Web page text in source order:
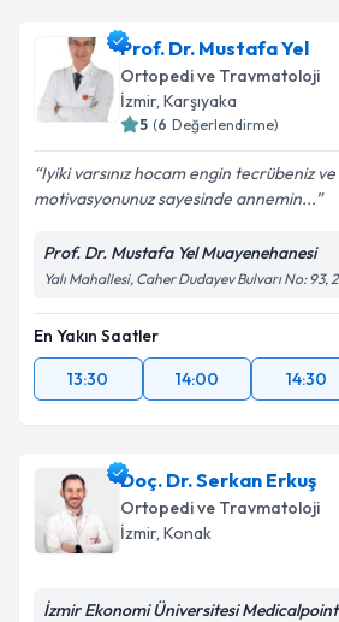
Kişisel verilerimin işlenmesine
Metni'ni okudum ve kişisel
kapsamda işlenmesini kabul
Takvim Talebini
Prof. Dr. Mustafa Yel
Ortopedi ve Travmatoloji
İzmir, Karşıyaka
5 (6 Değerlendirme)
Iyiki varsınız hocam engin tecrübeniz
motivasyonunuz sayesinde annemin...
Prof. Dr. Mustafa Yel Muayenehanesi
Yalı Mahallesi, Caher Dudayev Bulvarı No: 93,
En Yakın Saatler
13:30
14:00 14:30
Doç. Dr. Serkan Erkuş
Ortopedi ve Travmatoloji
İzmir, Konak
İzmir Ekonomi Üniversitesi Medicalpoint